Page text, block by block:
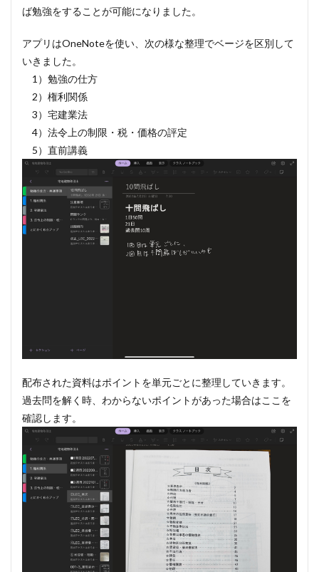
ば勉強をすることが可能になりました。
アプリはOneNoteを使い、次の様な整理でベージを区別して
いきました。
1）勉強の仕方
2）権利関係
3）宅建業法
4）法令上の制限・税・価格の評定
5）直前講義
配布された資料はポイントを単元ごとに整理していきます。
過去問を解く時、わからないポイントがあった場合はここを
確認します。